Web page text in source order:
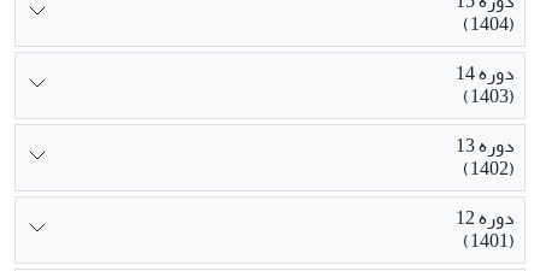
(1404)
دوره 14
(1403)
دوره 13
(1402)
دوره 12
(1401)